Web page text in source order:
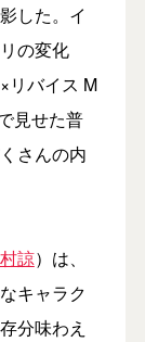
した。イ
の変化
リバイス M
見せた普
さんの内
諒）は、
キャラク
分味わえ